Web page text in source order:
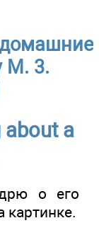
М. 3.
about a
о его
картинке.